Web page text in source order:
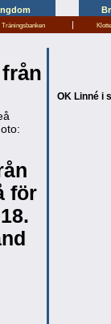
Träningsbanken |
för
OK Linné i